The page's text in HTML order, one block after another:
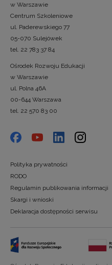
w Warszawie
Centrum Szkoleniowe
ul. Paderewskiego 77
05-070 Sulejówek
tel. 22 783 37 84
Ośrodek Rozwoju Edukacji
w Warszawie
ul. Polna 46A
00-644 Warszawa
tel. 22 570 83 00
Polityka prywatności
RODO
Regulamin publikowania informacji
Skargi i wnioski
Deklaracja dostępności serwisu